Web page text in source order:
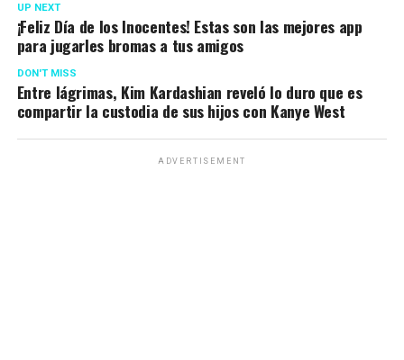
UP NEXT
¡Feliz Día de los Inocentes! Estas son las mejores app
para jugarles bromas a tus amigos
DON'T MISS
Entre lágrimas, Kim Kardashian reveló lo duro que es
compartir la custodia de sus hijos con Kanye West
ADVERTISEMENT